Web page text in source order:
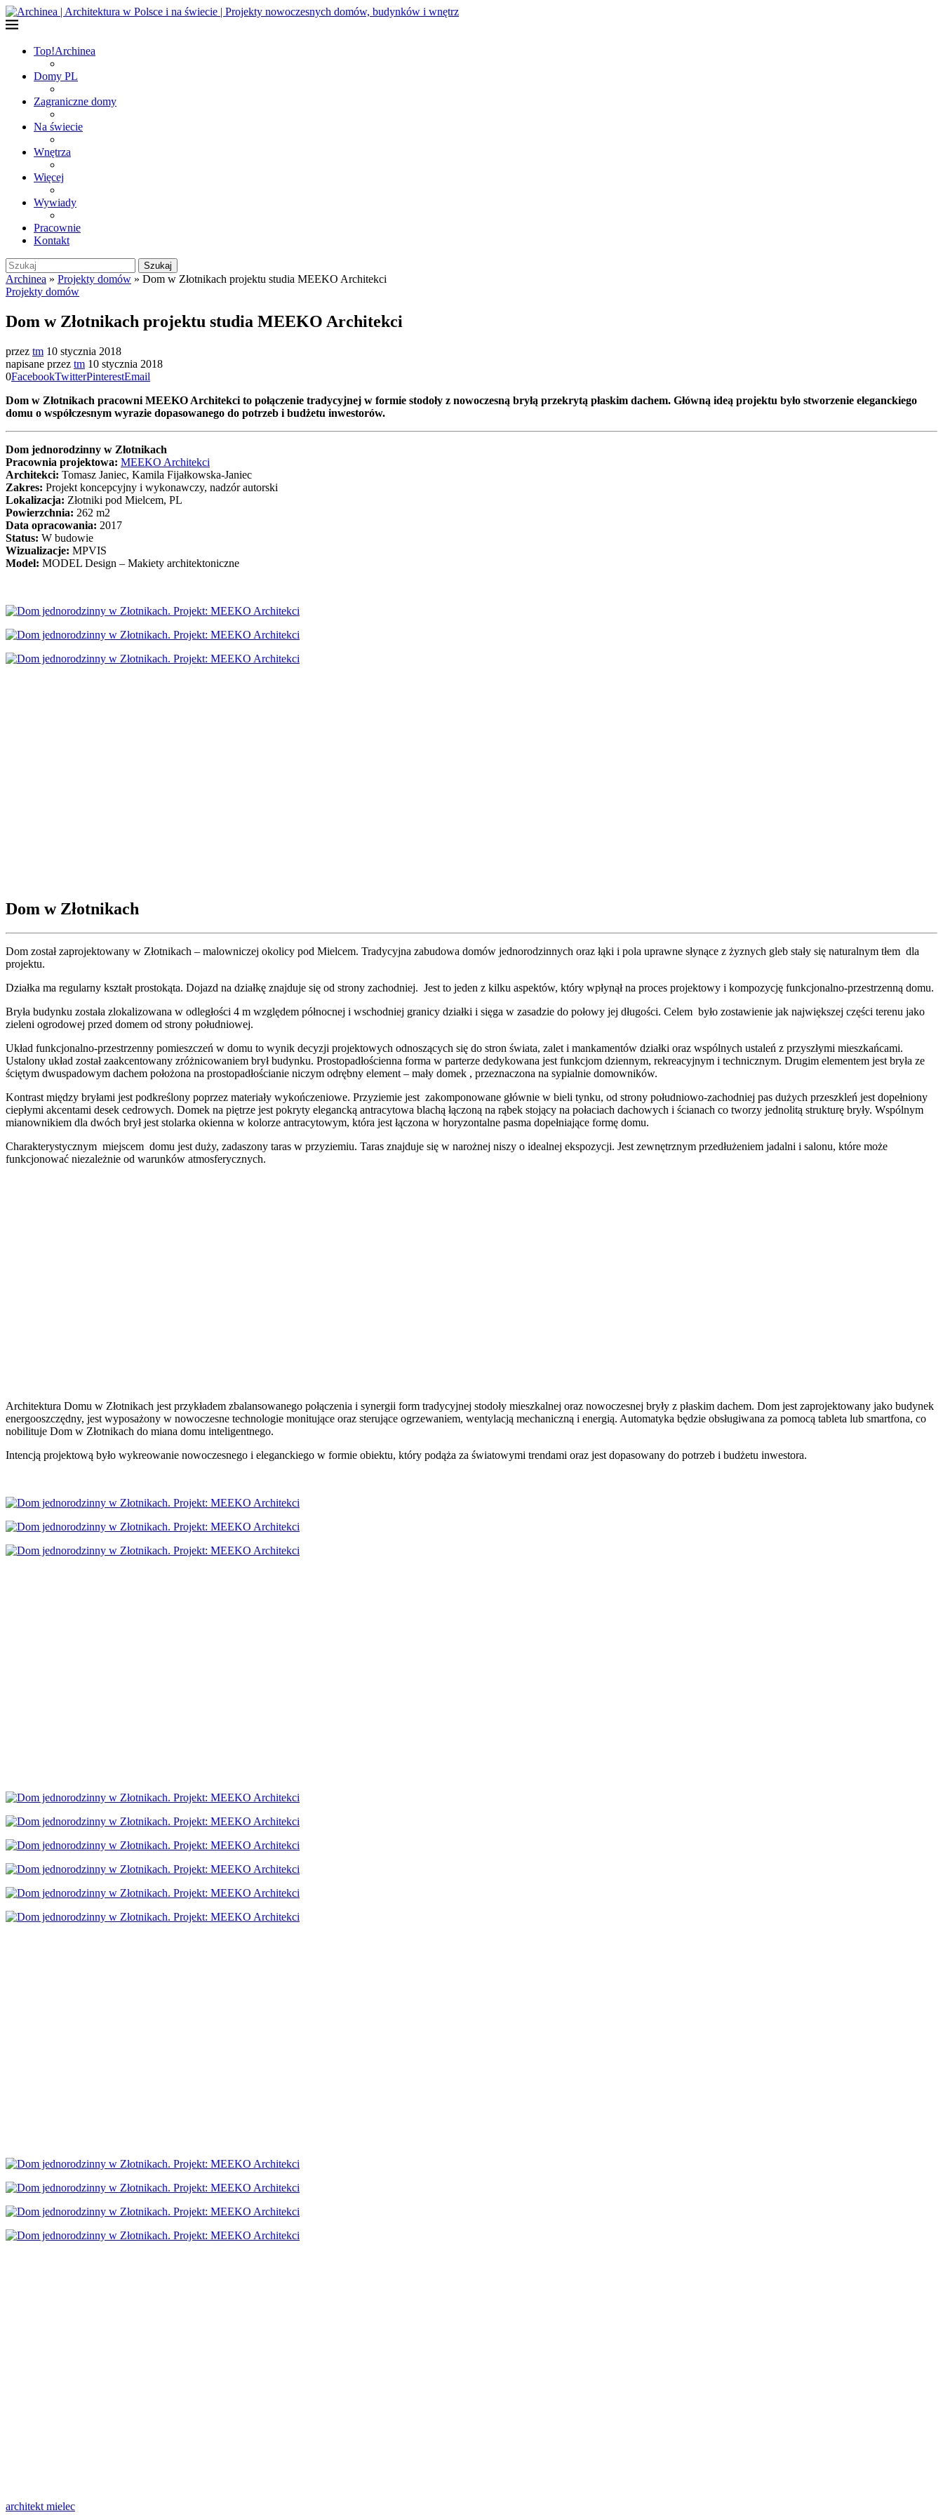
Top!Archinea
Domy PL
Zagraniczne domy
Na świecie
Wnętrza
Więcej
Wywiady
Pracownie
Kontakt
Szukaj
Archinea » Projekty domów » Dom w Złotnikach projektu studia MEEKO Architekci
Projekty domów
Dom w Złotnikach projektu studia MEEKO Architekci
przez tm 10 stycznia 2018
napisane przez tm 10 stycznia 2018
0FacebookTwitterPinterestEmail
Dom w Złotnikach pracowni MEEKO Architekci to połączenie tradycyjnej w formie stodoły z nowoczesną bryłą przekrytą płaskim dachem. Główną ideą projektu było stworzenie eleganckiego
domu o współczesnym wyrazie dopasowanego do potrzeb i budżetu inwestorów.
Dom jednorodzinny w Złotnikach
Pracownia projektowa: MEEKO Architekci
Architekci: Tomasz Janiec, Kamila Fijałkowska-Janiec
Zakres: Projekt koncepcyjny i wykonawczy, nadzór autorski
Lokalizacja: Złotniki pod Mielcem, PL
Powierzchnia: 262 m2
Data opracowania: 2017
Status: W budowie
Wizualizacje: MPVIS
Model: MODEL Design – Makiety architektoniczne
Dom w Złotnikach
Dom został zaprojektowany w Złotnikach – malowniczej okolicy pod Mielcem. Tradycyjna zabudowa domów jednorodzinnych oraz łąki i pola uprawne słynące z żyznych gleb stały się naturalnym tłem dla
projektu.
Działka ma regularny kształt prostokąta. Dojazd na działkę znajduje się od strony zachodniej. Jest to jeden z kilku aspektów, który wpłynął na proces projektowy i kompozycję funkcjonalno-przestrzenną domu.
Bryła budynku została zlokalizowana w odległości 4 m względem północnej i wschodniej granicy działki i sięga w zasadzie do połowy jej długości. Celem było zostawienie jak największej części terenu jako
zieleni ogrodowej przed domem od strony południowej.
Układ funkcjonalno-przestrzenny pomieszczeń w domu to wynik decyzji projektowych odnoszących się do stron świata, zalet i mankamentów działki oraz wspólnych ustaleń z przyszłymi mieszkańcami.
Ustalony układ został zaakcentowany zróżnicowaniem brył budynku. Prostopadłościenna forma w parterze dedykowana jest funkcjom dziennym, rekreacyjnym i technicznym. Drugim elementem jest bryła ze
ściętym dwuspadowym dachem położona na prostopadłościanie niczym odrębny element – mały domek , przeznaczona na sypialnie domowników.
Kontrast między bryłami jest podkreślony poprzez materiały wykończeniowe. Przyziemie jest zakomponowane głównie w bieli tynku, od strony południowo-zachodniej pas dużych przeszkleń jest dopełniony
ciepłymi akcentami desek cedrowych. Domek na piętrze jest pokryty elegancką antracytowa blachą łączoną na rąbek stojący na połaciach dachowych i ścianach co tworzy jednolitą strukturę bryły. Wspólnym
mianownikiem dla dwóch brył jest stolarka okienna w kolorze antracytowym, która jest łączona w horyzontalne pasma dopełniające formę domu.
Charakterystycznym miejscem domu jest duży, zadaszony taras w przyziemiu. Taras znajduje się w narożnej niszy o idealnej ekspozycji. Jest zewnętrznym przedłużeniem jadalni i salonu, które może
funkcjonować niezależnie od warunków atmosferycznych.
Architektura Domu w Złotnikach jest przykładem zbalansowanego połączenia i synergii form tradycyjnej stodoły mieszkalnej oraz nowoczesnej bryły z płaskim dachem. Dom jest zaprojektowany jako budynek
energooszczędny, jest wyposażony w nowoczesne technologie monitujące oraz sterujące ogrzewaniem, wentylacją mechaniczną i energią. Automatyka będzie obsługiwana za pomocą tableta lub smartfona, co
nobilituje Dom w Złotnikach do miana domu inteligentnego.
Intencją projektową było wykreowanie nowoczesnego i eleganckiego w formie obiektu, który podąża za światowymi trendami oraz jest dopasowany do potrzeb i budżetu inwestora.
architekt mielec